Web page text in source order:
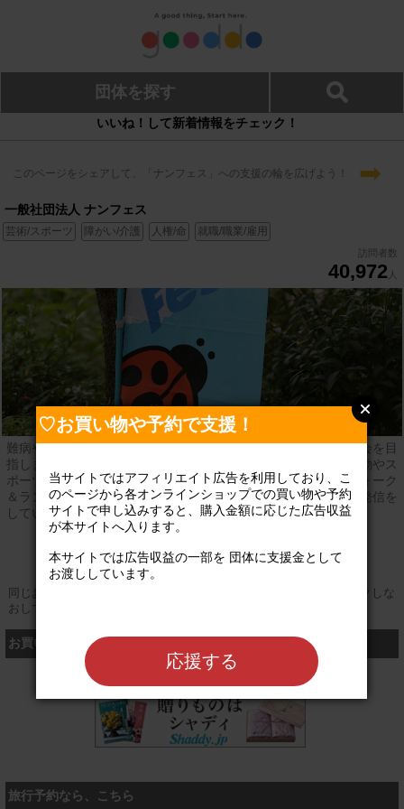
団体を探す
いいね！して新着情報をチェック！
このページをシェアして、「ナンフェス」への支援の輪を広げよう！ ➡
一般社団法人 ナンフェス
芸術/スポーツ 障がい/介護 人権/命 就職/職業/雇用
訪問者数
40,972 人
難病や障害のある人もない人も尊重しあい、楽しく暮らせる社会を目
指します。体力に自信がない人たちと一緒に、安全に楽しく運動やス
ポーツを行うスポテンや障害がある人もない人も共に集えるウォーク
＆ランフェスタという場の提供を行う一方で研究も進め情報の発信を
しています。
同じお買い物やお申し込みを複数回行う場合は、そのたびにクリックしな
おしてください
お買い物するなら、こちら
旅行予約なら、こちら
♡お買い物や予約で支援！
当サイトではアフィリエイト広告を利用しており、こ
のページから各オンラインショップでの買い物や予約
サイトで申し込みすると、購入金額に応じた広告収益
が本サイトへ入ります。
本サイトでは広告収益の一部を 団体に支援金として
お渡ししています。
応援する